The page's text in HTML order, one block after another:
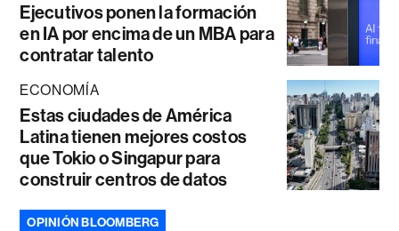
Ejecutivos ponen la formación
en IA por encima de un MBA para
contratar talento
ECONOMÍA
Estas ciudades de América
Latina tienen mejores costos
que Tokio o Singapur para
construir centros de datos
OPINIÓN BLOOMBERG